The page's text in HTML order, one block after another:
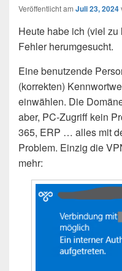
Veröffentlicht am Juli 23, 2024
Heute habe ich (viel
Fehler herumgesucht.
Eine benutzende
(korrekten)
einwählen. Die
aber, PC-Zugriff kein
365, ERP … alles mit
Problem. Einzig die
mehr: